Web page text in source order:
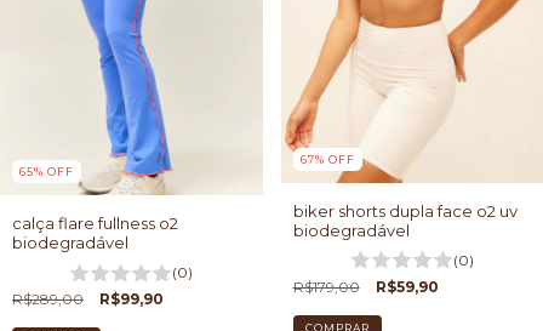
65% OFF
calça flare fullness o2
biodegradável
(0)
R$289,00
R$99,90
67% OFF
biker shorts dupla face o2 uv
biodegradável
(0)
R$179,00
R$59,90
COMPRAR